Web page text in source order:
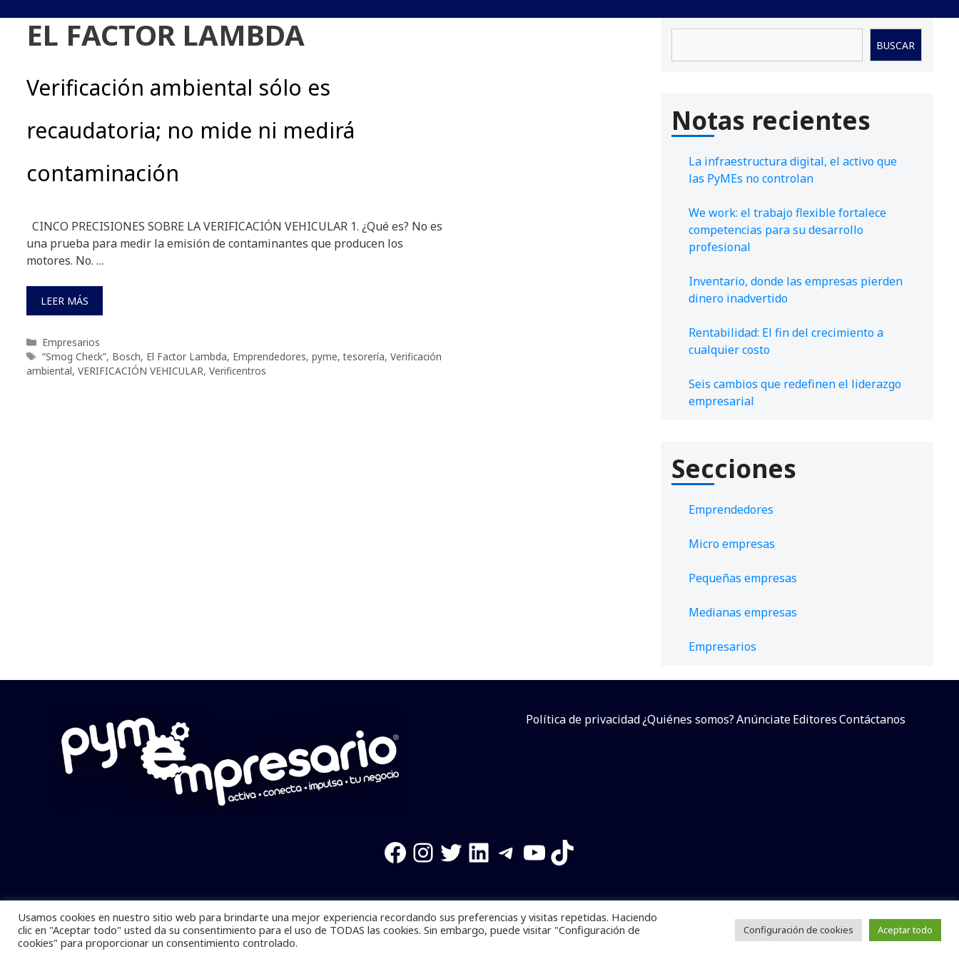
EL FACTOR LAMBDA
Verificación ambiental sólo es
recaudatoria; no mide ni medirá
contaminación
CINCO PRECISIONES SOBRE LA VERIFICACIÓN VEHICULAR 1. ¿Qué es? No es
una prueba para medir la emisión de contaminantes que producen los
motores. No. …
LEER MÁS
Categorías
Empresarios
Etiquetas
“Smog Check”, Bosch, El Factor Lambda, Emprendedores, pyme,tesorería, Verificación
ambiental, VERIFICACIÓN VEHICULAR, Verificentros
BUSCAR
Notas recientes
La infraestructura digital, el activo que
las PyMEs no controlan
We work: el trabajo flexible fortalece
competencias para su desarrollo
profesional
Inventario, donde las empresas pierden
dinero inadvertido
Rentabilidad: El fin del crecimiento a
cualquier costo
Seis cambios que redefinen el liderazgo
empresarial
Secciones
Emprendedores
Micro empresas
Pequeñas empresas
Medianas empresas
Empresarios
Política de privacidad¿Quiénes somos?AnúnciateEditoresContáctanos
Facebook
Instagram
Twitter
LinkedIn
Telegram
YouTube
TikTok
Pymempresario © 2025 Todos los derechos reservados. Se prohibe el uso de la información total o parcial sin dar referencia a la fuente.
Desarrollado poryalla ya!
Usamos cookies en nuestro sitio web para brindarte una mejor experiencia recordando sus preferencias y visitas repetidas. Haciendo
clic en "Aceptar todo" usted da su consentimiento para el uso de TODAS las cookies. Sin embargo, puede visitar "Configuración de
cookies" para proporcionar un consentimiento controlado.
Configuración de cookies Aceptar todo